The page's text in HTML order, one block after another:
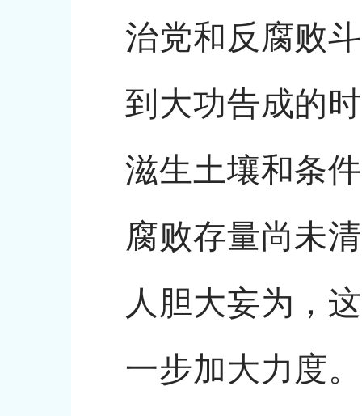
治党和反腐败
到大功告成的
滋生土壤和条
腐败存量尚未
人胆大妄为，
一步加大力度